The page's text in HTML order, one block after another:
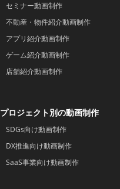
セミナー動画制作
不動産・物件紹介動画制作
アプリ紹介動画制作
ゲーム紹介動画制作
店舗紹介動画制作
プロジェクト別の動画制作
SDGs向け動画制作
DX推進向け動画制作
SaaS事業向け動画制作